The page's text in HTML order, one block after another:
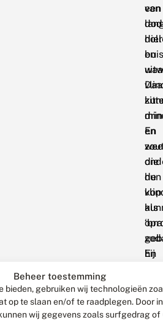
Beheer toestemming
bieden, gebruiken wij technologieën
op te slaan en/of te raadplegen. Door
wij gegevens zoals surfgedrag of
van
en
en
die
de
als
En
het
van
een
buis
En
hun
kop
hij
in
de
weg